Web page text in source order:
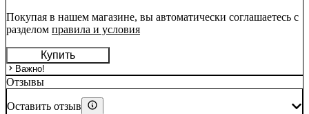
Покупая в нашем магазине, вы автоматически соглашаетесь с
разделом правила и условия
Купить
Важно!
Отзывы
Оставить отзыв